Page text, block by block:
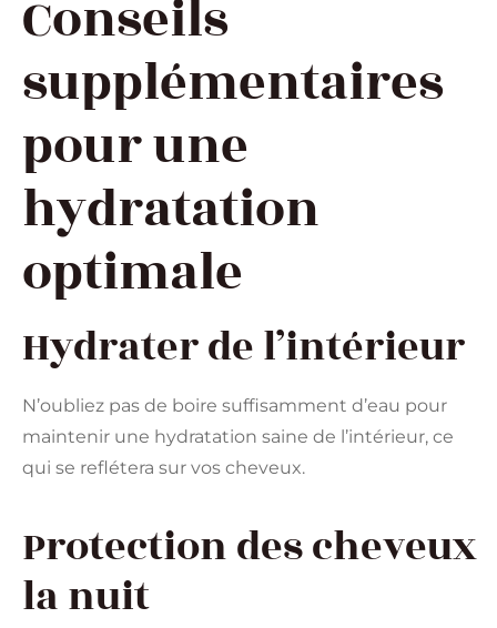
Conseils
supplémentaires
pour une
hydratation
optimale
Hydrater de l’intérieur
N’oubliez pas de boire suffisamment d’eau pour
maintenir une hydratation saine de l’intérieur, ce
qui se reflétera sur vos cheveux.
Protection des cheveux
la nuit